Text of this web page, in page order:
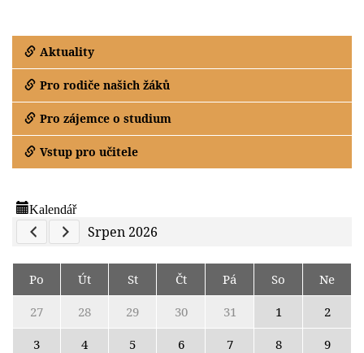
Aktuality
Pro rodiče našich žáků
Pro zájemce o studium
Vstup pro učitele
Kalendář
Previous Calendar
Next Calendar
Srpen 2026
Po Út St Čt Pá So
Ne
27
28 29 30 31 1
2
3
4 5 6 7 8
9